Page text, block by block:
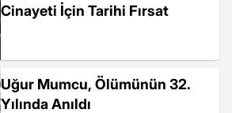
Cinayeti İçin Tarihi Fırsat
Uğur Mumcu, Ölümünün 32.
Yılında Anıldı